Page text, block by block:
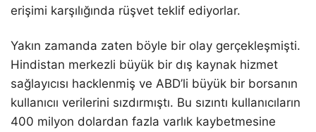
erişimi karşılığında rüşvet teklif ediyorlar.
Yakın zamanda zaten böyle bir olay gerçekleşmişti.
Hindistan merkezli büyük bir dış kaynak hizmet
sağlayıcısı hacklenmiş ve ABD’li büyük bir borsanın
kullanıcıı verilerini sızdırmıştı. Bu sızıntı kullanıcıların
400 milyon dolardan fazla varlık kaybetmesine